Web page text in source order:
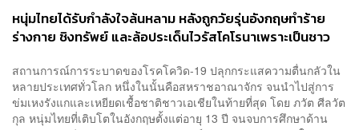
หนุ่มไทยได้รับกำลังใจล้นหลาม หลังถูกวัยรุ่นอังกฤษทำร้าย
ร่างกาย ชิงทรัพย์ และล้อประเด็นไวรัสโคโรนาเพราะเป็นชาว
สถานการณ์การระบาดของโรคโควิด-19 ปลุกกระแสความตื่นกลัวใน
หลายประเทศทั่วโลก หนึ่งในนั้นคือสหราชอาณาจักร จนนำไปสู่การ
ข่มเหงรังแกและเหยียดเชื้อชาติชาวเอเชียในท้ายที่สุด โดย ภวัต ศีลวัต
กุล หนุ่มไทยที่เติบโตในอังกฤษตั้งแต่อายุ 13 ปี จนจบการศึกษาด้าน